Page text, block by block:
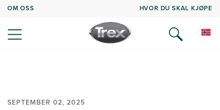
OM OSS HVOR DU SKAL KJØPE
SEPTEMBER 02, 2025